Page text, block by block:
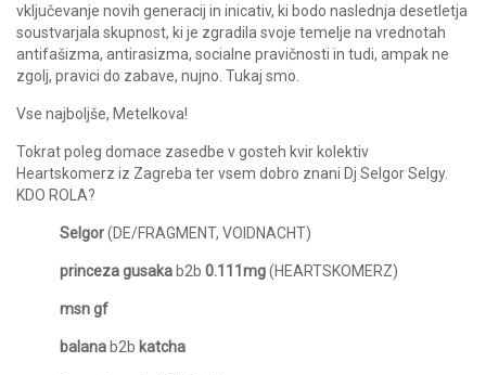
vključevanje novih generacij in inicativ, ki bodo naslednja desetletja
soustvarjala skupnost, ki je zgradila svoje temelje na vrednotah
antifašizma, antirasizma, socialne pravičnosti in tudi, ampak ne
zgolj, pravici do zabave, nujno. Tukaj smo.
Vse najboljše, Metelkova!
Tokrat poleg domace zasedbe v gosteh kvir kolektiv
Heartskomerz iz Zagreba ter vsem dobro znani Dj Selgor Selgy.
KDO ROLA?
Selgor(DE/FRAGMENT, VOIDNACHT)
princeza gusaka b2b 0.111mg(HEARTSKOMERZ)
msn gf
balana b2b katcha